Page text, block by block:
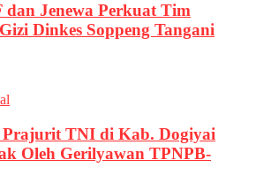
dan Jenewa Perkuat Tim
Dinkes Soppeng Tangani
Prajurit TNI di Kab. Dogiyai
Oleh Gerilyawan TPNPB-